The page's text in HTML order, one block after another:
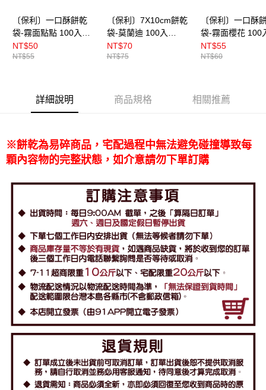
〔保利〕一口酥餅乾
袋-霧面點點 100入
（BP8982）
NT$50
NT$55
〔保利〕7X10cm餅乾
袋-莫蘭迪 100入
（BP8996）
NT$70
NT$75
〔保利〕一口酥
袋-霧面櫻花 100
（BP6927）
NT$55
NT$60
詳細說明 商品規格 相關推薦
※餅乾為易碎商品，宅配過程中無法避免碰撞導致每
顆內容物的完整狀態，如介意請勿下單訂購